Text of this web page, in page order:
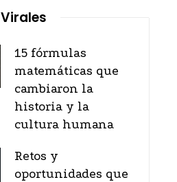
Virales
15 fórmulas
matemáticas que
cambiaron la
historia y la
cultura humana
Retos y
oportunidades que